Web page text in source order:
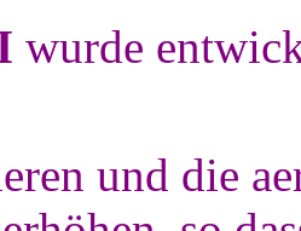
wurde
und die